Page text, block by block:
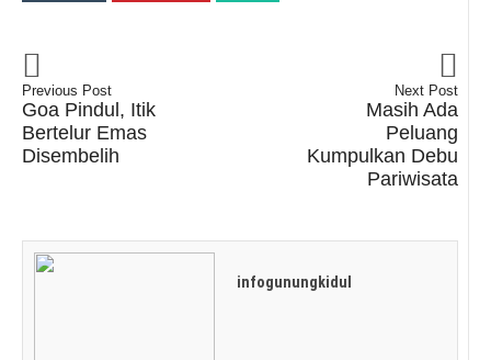
Previous Post
Goa Pindul, Itik
Bertelur Emas
Disembelih
Next Post
Masih Ada
Peluang
Kumpulkan Debu
Pariwisata
infogunungkidul